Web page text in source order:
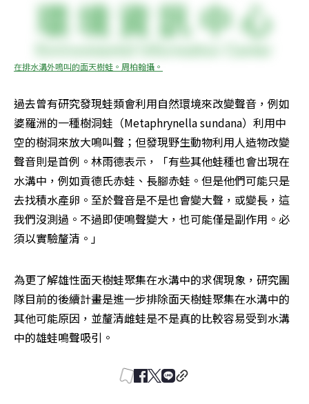
在排水溝外鳴叫的面天樹蛙。周柏翰攝。
過去曾有研究發現蛙類會利用自然環境來改變聲音，例如
婆羅洲的一種樹洞蛙（Metaphrynella sundana）利用中
空的樹洞來放大鳴叫聲；但發現野生動物利用人造物改變
聲音則是首例。林雨德表示，「有些其他蛙種也會出現在
水溝中，例如貢德氏赤蛙、長腳赤蛙。但是他們可能只是
去找積水產卵。至於聲音是不是也會變大聲，或變長，這
我們沒測過。不過即使鳴聲變大，也可能僅是副作用。必
須以實驗釐清。」
為更了解雄性面天樹蛙聚集在水溝中的求偶現象，研究團
隊目前的後續計畫是進一步排除面天樹蛙聚集在水溝中的
其他可能原因，並釐清雌蛙是不是真的比較容易受到水溝
中的雄蛙鳴聲吸引。